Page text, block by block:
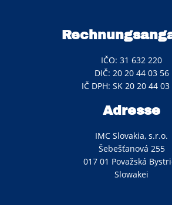
IČO: 31 632 220
DIČ: 20 20 44 03 56
IČ DPH: SK 20 20 44
Adresse
IMC Slovakia, s.r.o.
Šebešťanová 255
017 01 Považská
Slowakei